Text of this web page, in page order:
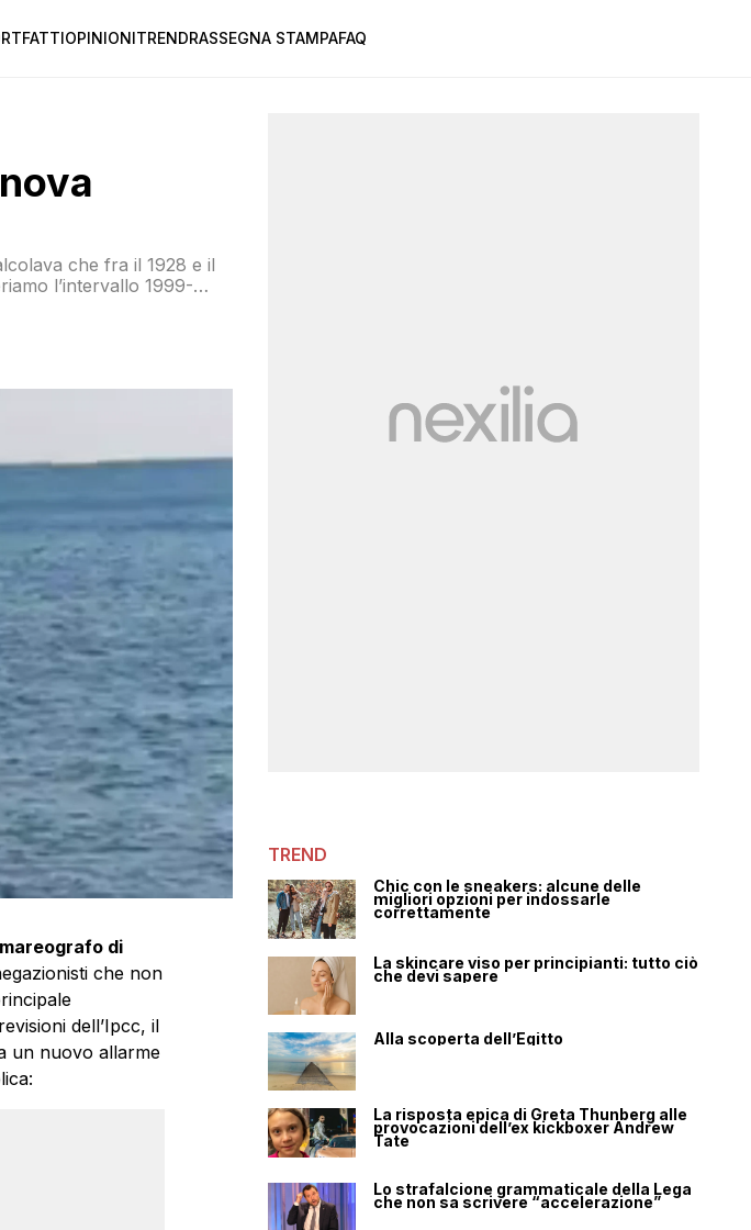
FATTIOPINIONITRENDRASSEGNA STAMPAFAQ
che fra il 1928 e il
l’intervallo 1999-
di
che non
dell’Ipcc, il
un nuovo allarme
TREND
Chic con le sneakers: alcune delle
migliori opzioni per indossarle
correttamente
La skincare viso per principianti: tutto ciò
che devi sapere
Alla scoperta dell’Egitto
La risposta epica di Greta Thunberg alle
provocazioni dell’ex kickboxer Andrew
Tate
Lo strafalcione grammaticale della Lega
che non sa scrivere “accelerazione”